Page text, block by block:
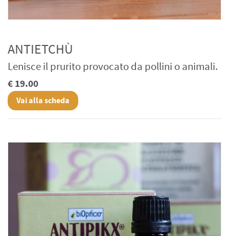
ANTIETCHÙ
Lenisce il prurito provocato da pollini o animali.
€ 19.00
Vai alla scheda